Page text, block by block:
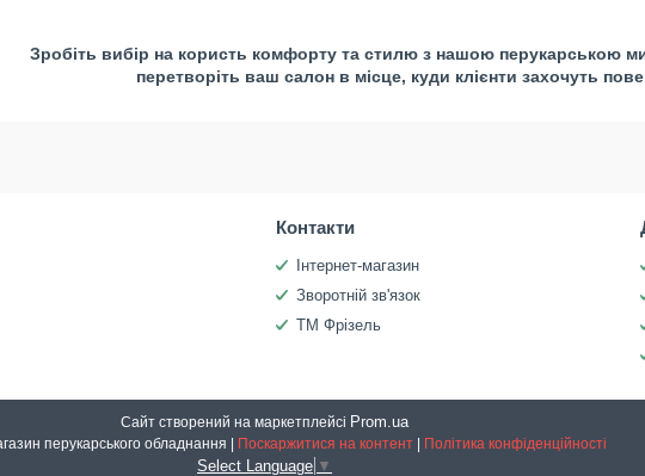
Зробіть вибір на користь комфорту та стилю з нашою перукарською
перетворіть ваш салон в місце, куди клієнти захочуть
Контакти
Інтернет-магазин
Зворотній зв'язок
ТМ Фрізель
Сайт створений на маркетплейсі Prom.ua
Поскаржитися на контент Політика конфіденційності
Select Language ▼